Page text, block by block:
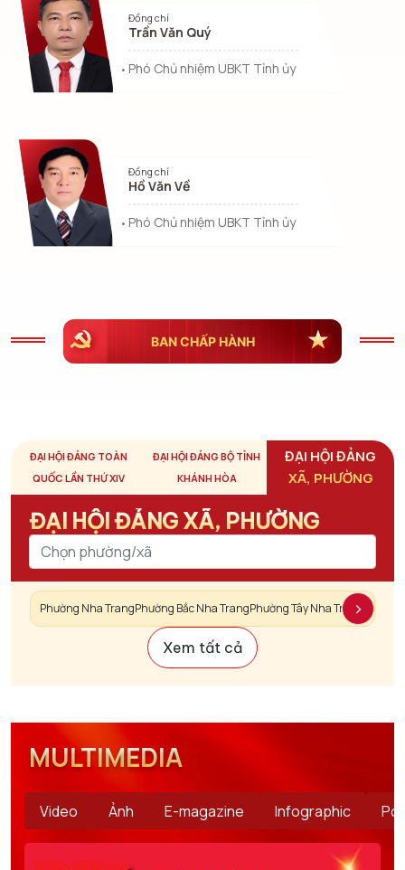
Đồng chí
Trần Văn Quý
Phó Chủ nhiệm UBKT Tỉnh ủy
Đồng chí
Hồ Văn Về
Phó Chủ nhiệm UBKT Tỉnh ủy
BAN CHẤP HÀNH
ĐẠI HỘI ĐẢNG TOÀN
QUỐC LẦN THỨ XIV
ĐẠI HỘI ĐẢNG BỘ TỈNH
KHÁNH HÒA
ĐẠI HỘI ĐẢNG
XÃ, PHƯỜNG
ĐẠI HỘI ĐẢNG XÃ, PHƯỜNG
Phường Nha TrangPhường Bắc Nha TrangPhường Tây Nha Trang
›
Xem tất cả
MULTIMEDIA
Video Ảnh E-magazine Infographic